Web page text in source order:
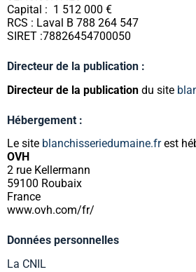
Capital : 1 512 000 €
RCS : Laval B 788 264 547
SIRET :78826454700050
Directeur de la publication :
Directeur de la publication du site
Hébergement :
Le site blanchisseriedumaine.frest
OVH
2 rue Kellermann
59100 Roubaix
France
www.ovh.com/fr/
Données personnelles
La CNIL